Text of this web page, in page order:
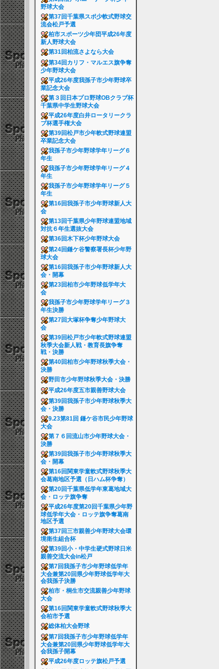
野球大会
第37回千葉県スポ少軟式野球交
流会松戸予選
柏市スポーツ少年団平成26年度
新人野球大会
第31回柏流さよなら大会
第34回カリフ・マルエス旗争奪
少年野球大会
平成26年度我孫子市少年野球卒
業記念大会
第３回日本プロ野球OBクラブ杯
千葉県中学生野球大会
平成26年度白井ロータリークラ
ブ杯選手権大会
第39回松戸市少年軟式野球連盟
卒業記念大会
我孫子市少年野球学年リーグ６
年生
我孫子市少年野球学年リーグ４
年生
我孫子市少年野球学年リーグ５
年生
第16回我孫子市少年野球新人大
会
第13回千葉県少年野球連盟地域
対抗６年生選抜大会
第36回木下杯少年野球大会
第24回鎌ケ谷警察署長杯少年野
球大会
第16回我孫子市少年野球新人大
会・開幕
第23回柏市少年野球低学年大
会
我孫子市少年野球学年リーグ３
年生決勝
第27回大塚杯争奪少年野球大
会
第39回松戸市少年軟式野球連盟
秋季大会新人戦・教育長旗争奪
戦・決勝
第40回柏市少年野球秋季大会・
決勝
野田市少年野球秋季大会・決勝
平成26年度五市親善野球大会
第39回我孫子市少年野球秋季大
会・決勝
9.23第81回 鎌ケ谷市民少年野球
大会
第７６回流山市少年野球大会・
決勝
第39回我孫子市少年野球秋季大
会・開幕
第16回関東学童軟式野球秋季大
会葛南地区予選（日ハム杯争奪）
第20回千葉県低学年東葛地域大
会・ロッテ旗争奪
平成26年度第20回千葉県少年野
球低学年大会・ロッテ旗争奪葛南
地区予選
第37回三市親善少年野球大会環
境衛生組合杯
第39回小・中学生硬式野球日米
親善交流大会in松戸
第7回我孫子市少年野球低学年
大会兼第20回県少年野球低学年大
会我孫子決勝
柏市・桐生市交流親善少年野球
大会
第16回関東学童軟式野球秋季大
会柏市予選
総体柏大会野球
第7回我孫子市少年野球低学年
大会兼第20回県少年野球低学年大
会我孫子開幕
平成26年度ロッテ旗松戸予選